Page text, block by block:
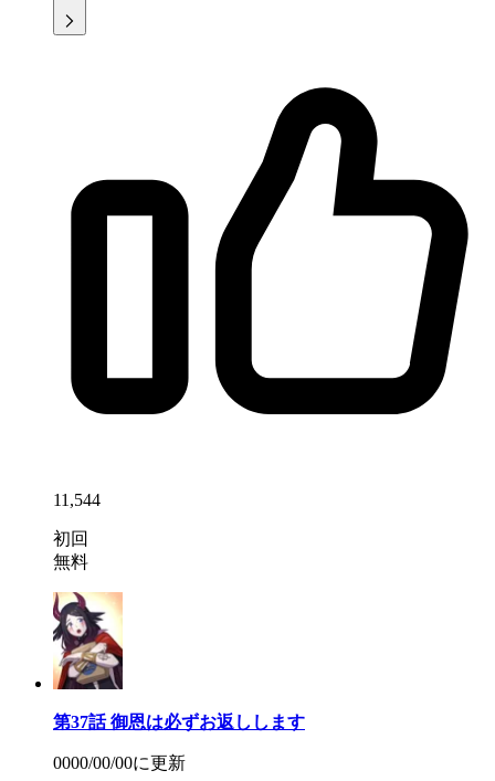
11,544
初回
無料
第37話 御恩は必ずお返しします
0000/00/00に更新